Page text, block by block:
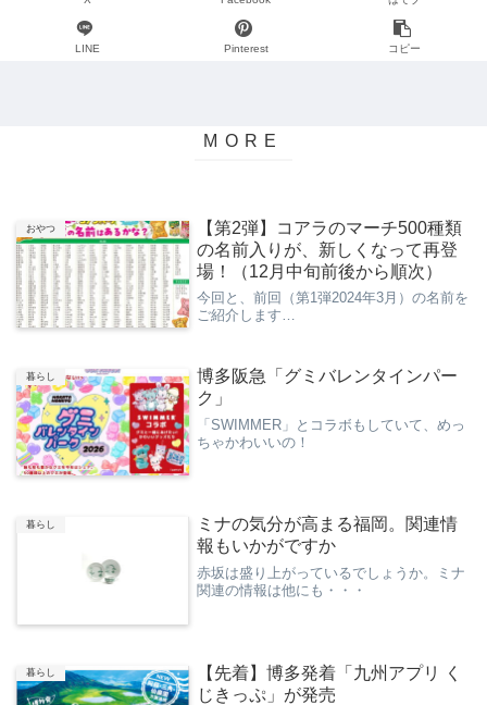
LINE Pinterest コピー
おやつ
【第2弾】コアラのマーチ500種類
の名前入りが、新しくなって再登
場！（12月中旬前後から順次）
今回と、前回（第1弾2024年3月）の名前を
ご紹介します…
暮らし
博多阪急「グミバレンタインパー
ク」
「SWIMMER」とコラボもしていて、めっ
ちゃかわいいの！
暮らし
ミナの気分が高まる福岡。関連情
報もいかがですか
赤坂は盛り上がっているでしょうか。ミナ
関連の情報は他にも・・・
暮らし
【先着】博多発着「九州アプリ く
じきっぷ」が発売